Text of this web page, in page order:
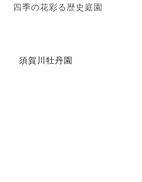
四季の花彩る歴史庭園
須賀川牡丹園